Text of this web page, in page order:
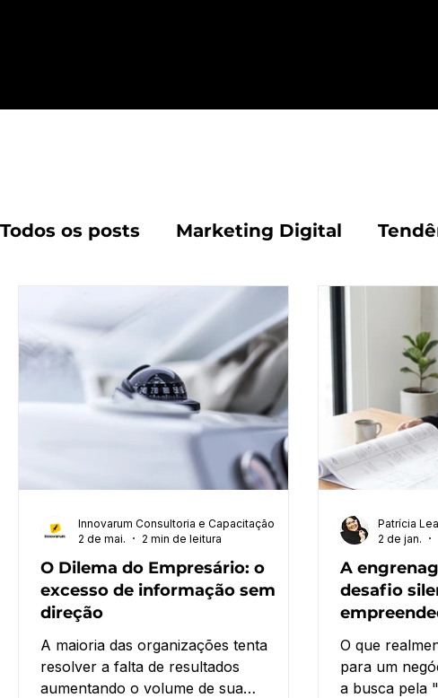
Todos os posts Marketing Digital
Segurança na web Estratégias de
O Dilema do Empresário: o
excesso de informação sem
direção
A maioria das organizações tenta
resolver a falta de resultados
aumentando o volume de sua
Innovarum Consultoria e Capacitação
2 de mai.
2 min de leitura
A
desafio
O que
para um
a busca pela
Patrícia
2 de jan.